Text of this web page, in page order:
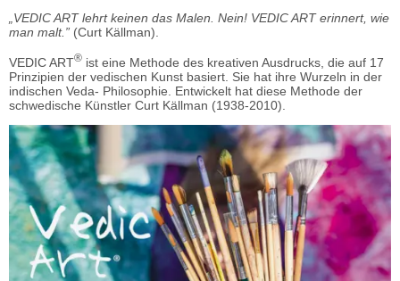
„VEDIC ART lehrt keinen das Malen. Nein! VEDIC ART erinnert, wie
man malt.” (Curt Källman).
VEDIC ART® ist eine Methode des kreativen Ausdrucks, die auf 17
Prinzipien der vedischen Kunst basiert. Sie hat ihre Wurzeln in der
indischen Veda- Philosophie. Entwickelt hat diese Methode der
schwedische Künstler Curt Källman (1938-2010).